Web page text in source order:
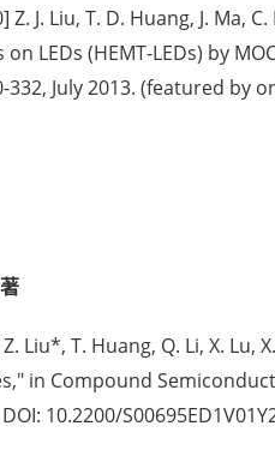
Z. J. Liu, T. D. Huang, J. Ma,
on LEDs (HEMT-LEDs) by
332, July 2013. (featured by
Liu*, T. Huang, Q. Li, X.
in Compound
10.2200/